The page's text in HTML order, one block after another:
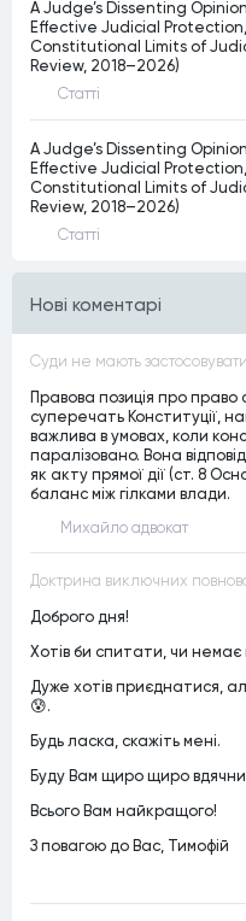
A Judge’s Dissenting
Effective Judicial
Constitutional Limits of
Review, 2018–2026)
Статтi
A Judge’s Dissenting
Effective Judicial
Constitutional Limits of
Review, 2018–2026)
Статтi
Нові коментарі
Правова позиція про право
суперечать Конституції,
важлива в умовах, коли
паралізовано. Вона
як акту прямої дії (ст. 8
баланс між гілками влади.
Михайло адвокат
Доброго дня!
Хотів би спитати, чи немає
Дуже хотів приєднатися,
😰.
Будь ласка, скажіть мені.
Буду Вам щиро щиро
Всього Вам найкращого!
З повагою до Вас, Тимофій